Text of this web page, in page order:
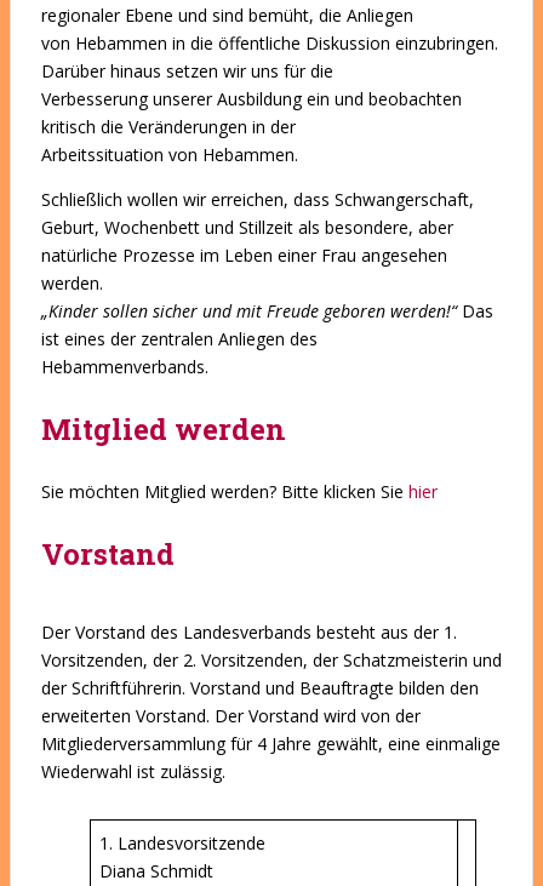
regionaler Ebene und sind bemüht, die Anliegen
von Hebammen in die öffentliche Diskussion einzubringen.
Darüber hinaus setzen wir uns für die
Verbesserung unserer Ausbildung ein und beobachten
kritisch die Veränderungen in der
Arbeitssituation von Hebammen.
Schließlich wollen wir erreichen, dass Schwangerschaft,
Geburt, Wochenbett und Stillzeit als besondere, aber
natürliche Prozesse im Leben einer Frau angesehen
werden.
„Kinder sollen sicher und mit Freude geboren werden!“Das
ist eines der zentralen Anliegen des
Hebammenverbands.
Mitglied werden
Sie möchten Mitglied werden? Bitte klicken Sie hier
Vorstand
Der Vorstand des Landesverbands besteht aus der 1.
Vorsitzenden, der 2. Vorsitzenden, der Schatzmeisterin und
der Schriftführerin. Vorstand und Beauftragte bilden den
erweiterten Vorstand. Der Vorstand wird von der
Mitgliederversammlung für 4 Jahre gewählt, eine einmalige
Wiederwahl ist zulässig.
1. Landesvorsitzende
Diana Schmidt